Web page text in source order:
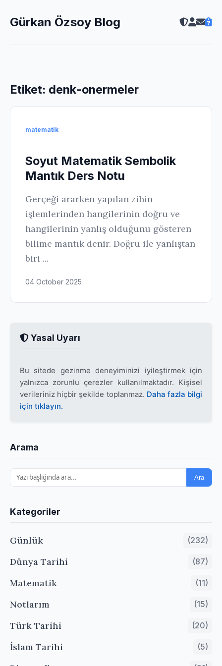
Gürkan Özsoy Blog
Etiket: denk-onermeler
matematik
Soyut Matematik Sembolik
Mantık Ders Notu
Gerçeği ararken yapılan zihin
işlemlerinden hangilerinin doğru ve
hangilerinin yanlış olduğunu gösteren
bilime mantık denir. Doğru ile yanlıştan
biri ...
04 October 2025
Yasal Uyarı
Bu sitede gezinme deneyiminizi iyileştirmek için
yalnızca zorunlu çerezler kullanılmaktadır. Kişisel
verileriniz hiçbir şekilde toplanmaz. Daha fazla bilgi
için tıklayın.
Arama
Ara
Kategoriler
Günlük (232)
Dünya Tarihi (87)
Matematik (11)
Notlarım (15)
Türk Tarihi (20)
İslam Tarihi (5)